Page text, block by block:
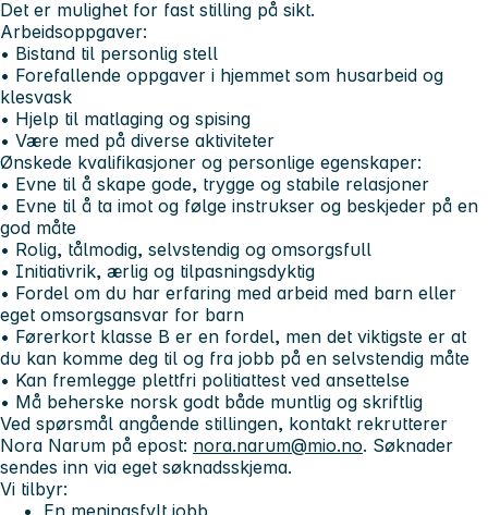
Det er mulighet for fast stilling på sikt.
Arbeidsoppgaver:
• Bistand til personlig stell
• Forefallende oppgaver i hjemmet som husarbeid og
klesvask
• Hjelp til matlaging og spising
• Være med på diverse aktiviteter
Ønskede kvalifikasjoner og personlige egenskaper:
• Evne til å skape gode, trygge og stabile relasjoner
• Evne til å ta imot og følge instrukser og beskjeder på en
god måte
• Rolig, tålmodig, selvstendig og omsorgsfull
• Initiativrik, ærlig og tilpasningsdyktig
• Fordel om du har erfaring med arbeid med barn eller
eget omsorgsansvar for barn
• Førerkort klasse B er en fordel, men det viktigste er at
du kan komme deg til og fra jobb på en selvstendig måte
• Kan fremlegge plettfri politiattest ved ansettelse
• Må beherske norsk godt både muntlig og skriftlig
Ved spørsmål angående stillingen, kontakt rekrutterer
Nora Narum på epost: nora.narum@mio.no. Søknader
sendes inn via eget søknadsskjema.
Vi tilbyr: